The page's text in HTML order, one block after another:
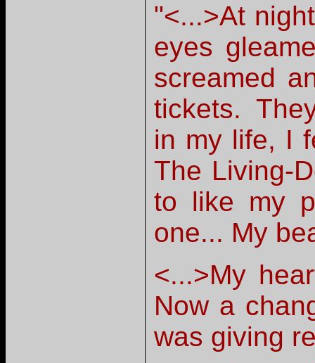
"<...>At
eyes
screamed
tickets.
in my life, I
The Living-
to like my
one... My
<...>My
Now a
was giving